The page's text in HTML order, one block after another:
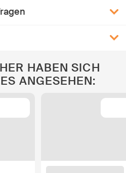
HABEN SICH
ANGESEHEN: